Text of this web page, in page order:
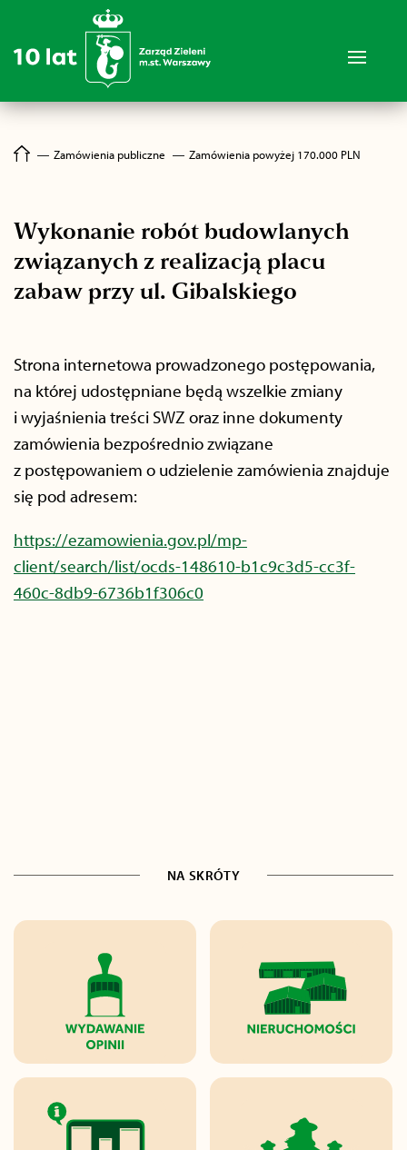
― Zamówienia publiczne ― Zamówienia powyżej 170.000 PLN
Wykonanie robót budowlanych
związanych z realizacją placu
zabaw przy ul. Gibalskiego
Strona internetowa prowadzonego postępowania,
na której udostępniane będą wszelkie zmiany
i wyjaśnienia treści SWZ oraz inne dokumenty
zamówienia bezpośrednio związane
z postępowaniem o udzielenie zamówienia znajduje
się pod adresem:
https://ezamowienia.gov.pl/mp-
client/search/list/ocds-148610-b1c9c3d5-cc3f-
460c-8db9-6736b1f306c0
NA SKRÓTY